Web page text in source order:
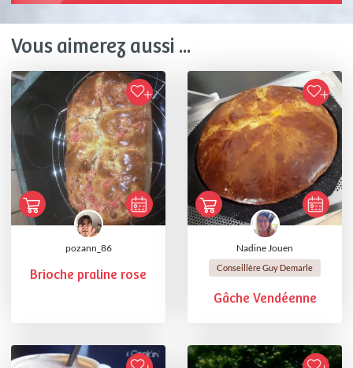
Vous aimerez aussi ...
pozann_86
Brioche praline rose
Nadine Jouen
Conseillère Guy Demarle
Gâche Vendéenne